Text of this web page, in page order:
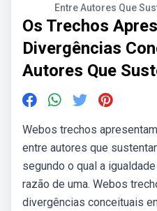
Entre Autores Que
Os Trechos
Divergências
Autores Que
Webos trechos
entre autores que
segundo o qual a
razão de uma. Webos
divergências conceituais